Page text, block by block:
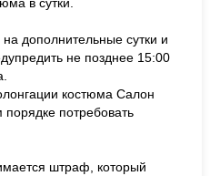
дополнительные сутки и
не позднее 15:00
костюма Салон
потребовать
штраф, который